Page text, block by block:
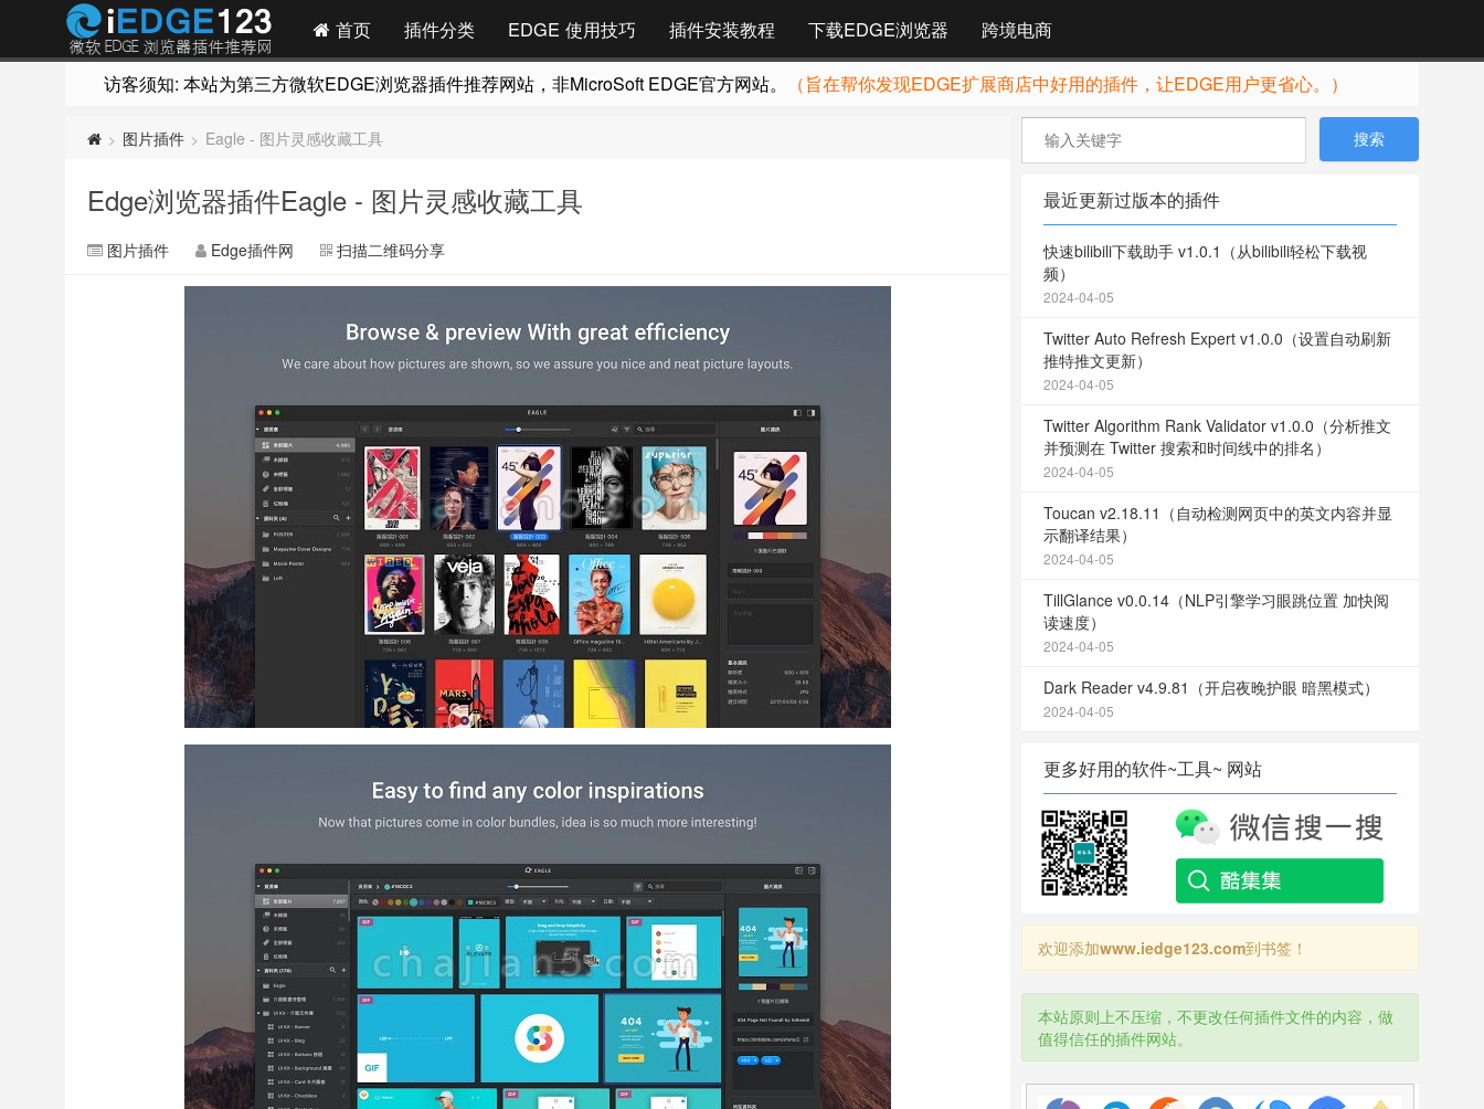
首页 插件分类 EDGE 使用技巧 插件安装教程 下载EDGE浏览器 跨境电商
访客须知: 本站为第三方微软EDGE浏览器插件推荐网站，非MicroSoft EDGE官方网站。 （旨在帮你发现EDGE扩展商店中好用的插件，让EDGE用户更省心。）
> 图片插件 > Eagle - 图片灵感收藏工具
Edge浏览器插件Eagle - 图片灵感收藏工具
图片插件 Edge插件网 扫描二维码分享
最近更新过版本的插件
快速bilibili下载助手 v1.0.1（从bilibili轻松下载视
频）
2024-04-05
Twitter Auto Refresh Expert v1.0.0（设置自动刷新
推特推文更新）
2024-04-05
Twitter Algorithm Rank Validator v1.0.0（分析推文
并预测在 Twitter 搜索和时间线中的排名）
2024-04-05
Toucan v2.18.11（自动检测网页中的英文内容并显
示翻译结果）
2024-04-05
TillGlance v0.0.14（NLP引擎学习眼跳位置 加快阅
读速度）
2024-04-05
Dark Reader v4.9.81（开启夜晚护眼 暗黑模式）
2024-04-05
更多好用的软件~工具~ 网站
欢迎添加www.iedge123.com到书签！
本站原则上不压缩，不更改任何插件文件的内容，做
值得信任的插件网站。